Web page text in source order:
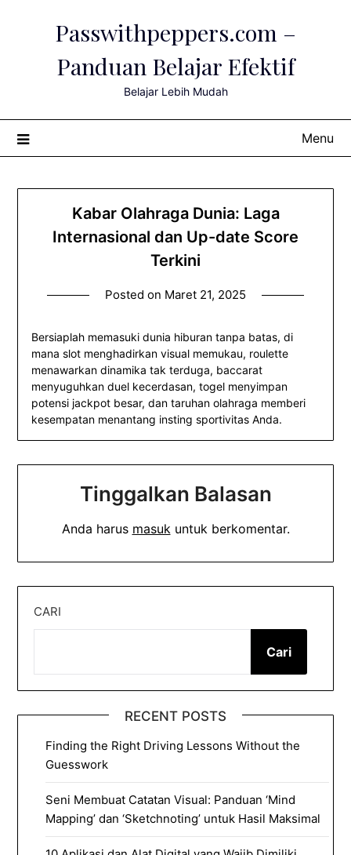
Passwithpeppers.com –
Panduan Belajar Efektif
Belajar Lebih Mudah
Menu
Kabar Olahraga Dunia: Laga
Internasional dan Up-date Score
Terkini
Posted on Maret 21, 2025
Bersiaplah memasuki dunia hiburan tanpa batas, di
mana slot menghadirkan visual memukau, roulette
menawarkan dinamika tak terduga, baccarat
menyuguhkan duel kecerdasan, togel menyimpan
potensi jackpot besar, dan taruhan olahraga memberi
kesempatan menantang insting sportivitas Anda.
Tinggalkan Balasan
Anda harus masukuntuk berkomentar.
CARI
Cari
RECENT POSTS
Finding the Right Driving Lessons Without the
Guesswork
Seni Membuat Catatan Visual: Panduan ‘Mind
Mapping’ dan ‘Sketchnoting’ untuk Hasil Maksimal